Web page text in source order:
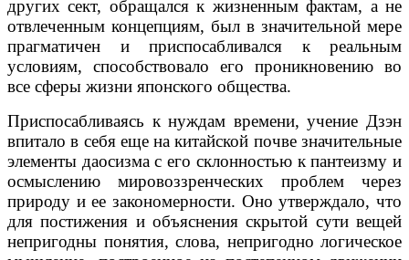
других сект, обращался к жизненным фактам, а не
отвлеченным концепциям, был в значительной мере
прагматичен и приспосабливался к реальным
условиям, способствовало его проникновению во
все сферы жизни японского общества.
Приспосабливаясь к нуждам времени, учение Дзэн
впитало в себя еще на китайской почве значительные
элементы даосизма с его склонностью к пантеизму и
осмыслению мировоззренческих проблем через
природу и ее закономерности. Оно утверждало, что
для постижения и объяснения скрытой сути вещей
непригодны понятия, слова, непригодно логическое